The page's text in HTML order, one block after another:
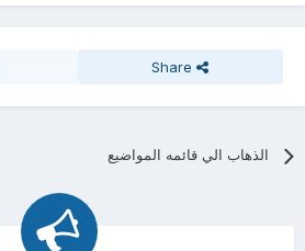
Share
الذهاب الي قائمه المواضيع